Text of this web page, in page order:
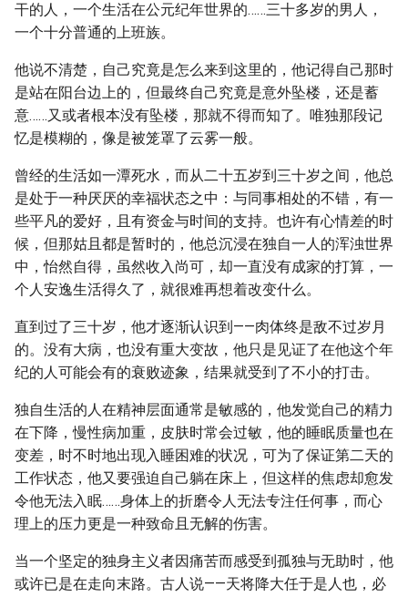
干的人，一个生活在公元纪年世界的……三十多岁的男人，
一个十分普通的上班族。
他说不清楚，自己究竟是怎么来到这里的，他记得自己那时
是站在阳台边上的，但最终自己究竟是意外坠楼，还是蓄
意……又或者根本没有坠楼，那就不得而知了。唯独那段记
忆是模糊的，像是被笼罩了云雾一般。
曾经的生活如一潭死水，而从二十五岁到三十岁之间，他总
是处于一种厌厌的幸福状态之中：与同事相处的不错，有一
些平凡的爱好，且有资金与时间的支持。也许有心情差的时
候，但那姑且都是暂时的，他总沉浸在独自一人的浑浊世界
中，怡然自得，虽然收入尚可，却一直没有成家的打算，一
个人安逸生活得久了，就很难再想着改变什么。
直到过了三十岁，他才逐渐认识到——肉体终是敌不过岁月
的。没有大病，也没有重大变故，他只是见证了在他这个年
纪的人可能会有的衰败迹象，结果就受到了不小的打击。
独自生活的人在精神层面通常是敏感的，他发觉自己的精力
在下降，慢性病加重，皮肤时常会过敏，他的睡眠质量也在
变差，时不时地出现入睡困难的状况，可为了保证第二天的
工作状态，他又要强迫自己躺在床上，但这样的焦虑却愈发
令他无法入眠……身体上的折磨令人无法专注任何事，而心
理上的压力更是一种致命且无解的伤害。
当一个坚定的独身主义者因痛苦而感受到孤独与无助时，他
或许已是在走向末路。古人说——天将降大任于是人也，必